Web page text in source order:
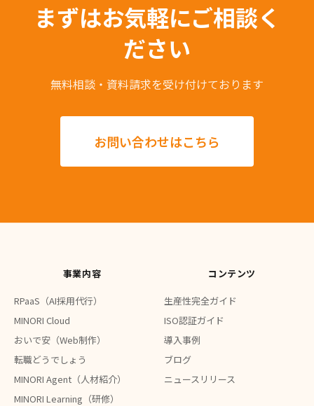
まずはお気軽にご相談く
ださい
無料相談・資料請求を受け付けております
お問い合わせはこちら
事業内容
RPaaS（AI採用代行）
MINORI Cloud
おいで安（Web制作）
転職どうでしょう
MINORI Agent（人材紹介）
MINORI Learning（研修）
コンテンツ
生産性完全ガイド
ISO認証ガイド
導入事例
ブログ
ニュースリリース